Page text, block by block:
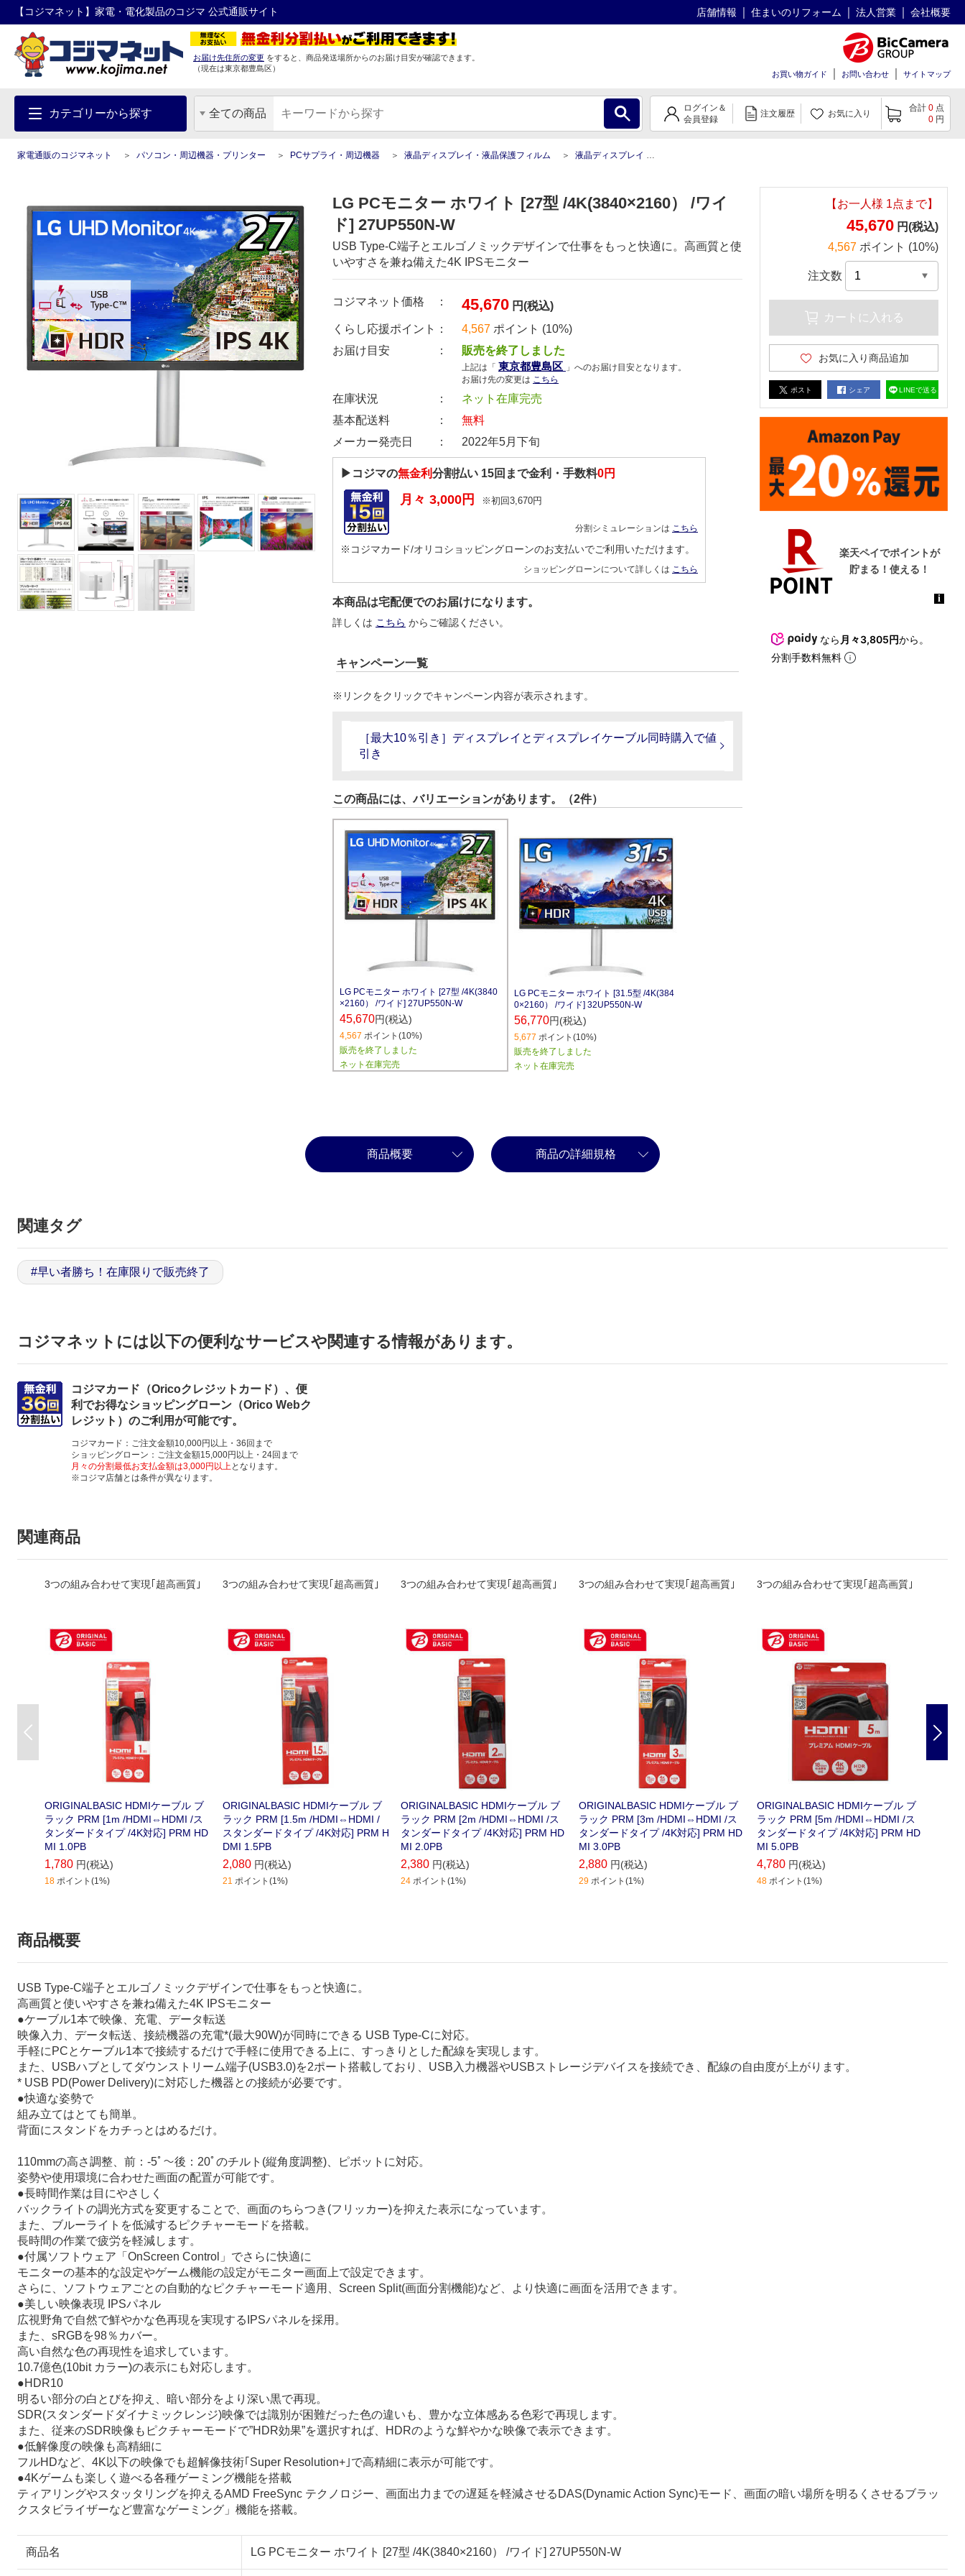
【コジマネット】家電・電化製品のコジマ 公式通販サイト 店舗情報 住まいのリフォーム 法人営業 会社概要
お届け先住所の変更 をすると、商品発送場所からのお届け目安が確認できます。
（現在は東京都豊島区）
お買い物ガイド お問い合わせ サイトマップ
カテゴリーから探す 全ての商品
ログイン＆
会員登録
注文履歴 お気に入り
合計 0 点
0 円
家電通販のコジマネット パソコン・周辺機器・プリンター PCサプライ・周辺機器 液晶ディスプレイ・液晶保護フィルム 液晶ディスプレイ
LG PCモニター ホワイト [27型 /4K(3840×2160） /ワイ
ド] 27UP550N-W
USB Type-C端子とエルゴノミックデザインで仕事をもっと快適に。高画質と使
いやすさを兼ね備えた4K IPSモニター
コジマネット価格 ： 45,670 円(税込)
くらし応援ポイント：
4,567 ポイント (10%)
お届け目安 ：
販売を終了しました
上記は「 東京都豊島区 」へのお届け目安となります。
お届け先の変更は こちら
在庫状況 ：
ネット在庫完売
基本配送料 ：
無料
メーカー発売日 ：
2022年5月下旬
▶コジマの無金利分割払い 15回まで金利・手数料0円
月々 3,000 円 ※初回3,670円
分割シミュレーションは こちら
※コジマカード/オリコショッピングローンのお支払いでご利用いただけます。
ショッピングローンについて詳しくは こちら
本商品は宅配便でのお届けになります。
詳しくは こちら からご確認ください。
キャンペーン一覧
※リンクをクリックでキャンペーン内容が表示されます。
［最大10％引き］ディスプレイとディスプレイケーブル同時購入で値
引き
この商品には、バリエーションがあります。（2件）
LG PCモニター ホワイト [27型 /4K(3840
×2160） /ワイド] 27UP550N-W
45,670円(税込)
4,567 ポイント(10%)
販売を終了しました
ネット在庫完売
LG PCモニター ホワイト [31.5型 /4K(384
0×2160） /ワイド] 32UP550N-W
56,770円(税込)
5,677 ポイント(10%)
販売を終了しました
ネット在庫完売
【お一人様 1点まで】
45,670 円(税込)
4,567 ポイント (10%)
注文数
カートに入れる
お気に入り商品追加
ポスト シェア LINEで送る
なら 月々3,805円から。
分割手数料無料
商品概要 商品の詳細規格
関連タグ
#早い者勝ち！在庫限りで販売終了
コジマネットには以下の便利なサービスや関連する情報があります。
コジマカード（Oricoクレジットカード）、便
利でお得なショッピングローン（Orico Webク
レジット）のご利用が可能です。
コジマカード：ご注文金額10,000円以上・36回まで
ショッピングローン：ご注文金額15,000円以上・24回まで
月々の分割最低お支払金額は3,000円以上となります。
※コジマ店舗とは条件が異なります。
関連商品
3つの組み合わせて実現｢超高画質｣
ORIGINALBASIC HDMIケーブル ブ
ラック PRM [1m /HDMI⇔HDMI /ス
タンダードタイプ /4K対応] PRM HD
MI 1.0PB
1,780 円(税込)
18 ポイント(1%)
3つの組み合わせて実現｢超高画質｣
ORIGINALBASIC HDMIケーブル ブ
ラック PRM [1.5m /HDMI⇔HDMI /
スタンダードタイプ /4K対応] PRM H
DMI 1.5PB
2,080 円(税込)
21 ポイント(1%)
3つの組み合わせて実現｢超高画質｣
ORIGINALBASIC HDMIケーブル ブ
ラック PRM [2m /HDMI⇔HDMI /ス
タンダードタイプ /4K対応] PRM HD
MI 2.0PB
2,380 円(税込)
24 ポイント(1%)
3つの組み合わせて実現｢超高画質｣
ORIGINALBASIC HDMIケーブル ブ
ラック PRM [3m /HDMI⇔HDMI /ス
タンダードタイプ /4K対応] PRM HD
MI 3.0PB
2,880 円(税込)
29 ポイント(1%)
3つの組み合わせて実現｢超高画質｣
ORIGINALBASIC HDMIケーブル ブ
ラック PRM [5m /HDMI⇔HDMI /ス
タンダードタイプ /4K対応] PRM HD
MI 5.0PB
4,780 円(税込)
48 ポイント(1%)
商品概要
USB Type-C端子とエルゴノミックデザインで仕事をもっと快適に。
高画質と使いやすさを兼ね備えた4K IPSモニター
●ケーブル1本で映像、充電、データ転送
映像入力、データ転送、接続機器の充電*(最大90W)が同時にできる USB Type-Cに対応。
手軽にPCとケーブル1本で接続するだけで手軽に使用できる上に、すっきりとした配線を実現します。
また、USBハブとしてダウンストリーム端子(USB3.0)を2ポート搭載しており、USB入力機器やUSBストレージデバイスを接続でき、配線の自由度が上がります。
* USB PD(Power Delivery)に対応した機器との接続が必要です。
●快適な姿勢で
組み立てはとても簡単。
背面にスタンドをカチっとはめるだけ。
110mmの高さ調整、前：-5ﾟ～後：20ﾟのチルト(縦角度調整)、ピボットに対応。
姿勢や使用環境に合わせた画面の配置が可能です。
●長時間作業は目にやさしく
バックライトの調光方式を変更することで、画面のちらつき(フリッカー)を抑えた表示になっています。
また、ブルーライトを低減するピクチャーモードを搭載。
長時間の作業で疲労を軽減します。
●付属ソフトウェア「OnScreen Control」でさらに快適に
モニターの基本的な設定やゲーム機能の設定がモニター画面上で設定できます。
さらに、ソフトウェアごとの自動的なピクチャーモード適用、Screen Split(画面分割機能)など、より快適に画面を活用できます。
●美しい映像表現 IPSパネル
広視野角で自然で鮮やかな色再現を実現するIPSパネルを採用。
また、sRGBを98％カバー。
高い自然な色の再現性を追求しています。
10.7億色(10bit カラー)の表示にも対応します。
●HDR10
明るい部分の白とびを抑え、暗い部分をより深い黒で再現。
SDR(スタンダードダイナミックレンジ)映像では識別が困難だった色の違いも、豊かな立体感ある色彩で再現します。
また、従来のSDR映像もピクチャーモードで”HDR効果”を選択すれば、HDRのような鮮やかな映像で表示できます。
●低解像度の映像も高精細に
フルHDなど、4K以下の映像でも超解像技術｢Super Resolution+｣で高精細に表示が可能です。
●4Kゲームも楽しく遊べる各種ゲーミング機能を搭載
ティアリングやスタッタリングを抑えるAMD FreeSync テクノロジー、画面出力までの遅延を軽減させるDAS(Dynamic Action Sync)モード、画面の暗い場所を明るくさせるブラッ
クスタビライザーなど豊富なゲーミング」機能を搭載。
商品名 LG PCモニター ホワイト [27型 /4K(3840×2160） /ワイド] 27UP550N-W